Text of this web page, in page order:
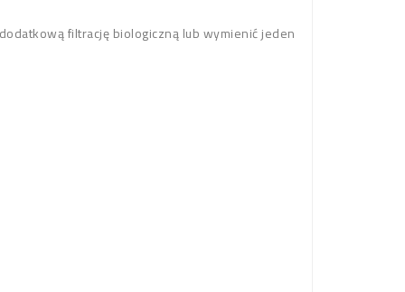
filtrację biologiczną lub wymienić jeden